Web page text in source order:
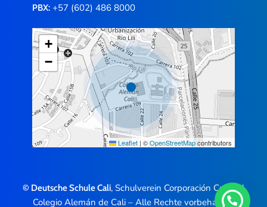
PBX:+57 (602) 486 8000
+
−
Leaflet | ©OpenStreetMapcontributors
© Deutsche Schule Cali, Schulverein Corporación Cultural
Colegio Alemán de Cali – Alle Rechte vorbehalten.